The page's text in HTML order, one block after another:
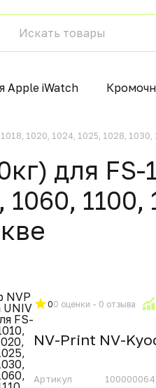
Apple iWatch
1020, 1024, 1025, 1028,
для FS-
1100,
00 оценки - 0 отзыва
NV-Print NV-
Артикул